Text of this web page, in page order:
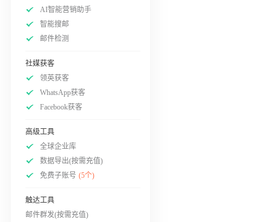
AI智能营销助手
智能搜邮
邮件检测
社媒获客
领英获客
WhatsApp获客
Facebook获客
高级工具
全球企业库
数据导出(按需充值)
免费子账号 (5个)
触达工具
邮件群发(按需充值)